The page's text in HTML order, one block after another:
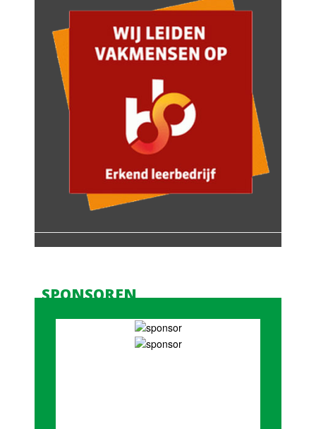
SPONSOREN